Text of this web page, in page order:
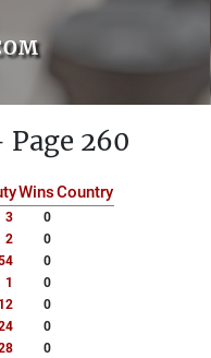
260
WinsCountry
3
0
2
0
0
1
0
12
0
0
0